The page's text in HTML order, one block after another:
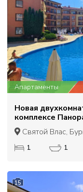
Апартаменты
Новая
комплексе
Святой Влас,
1 1
15